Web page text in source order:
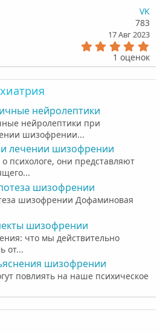
VK
783
17 Авг 2023
.
0
з
1 оценок
нейролептики
нейролептики при
шизофрении...
лечении шизофрении
психологе, они представляют
шизофрении
шизофрении Дофаминовая
шизофрении
что мы действительно
от...
шизофрении
повлиять на наше психическое